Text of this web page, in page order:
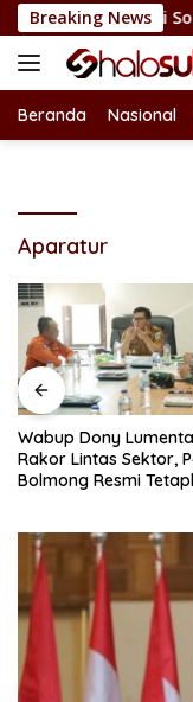
Langsung
ke
konten
Breaking News
Bolsel Jadi Sorotan
Beranda Nasional
Aparatur
Wabup Dony
Rakor Lintas Sektor,
Bolmong Resmi